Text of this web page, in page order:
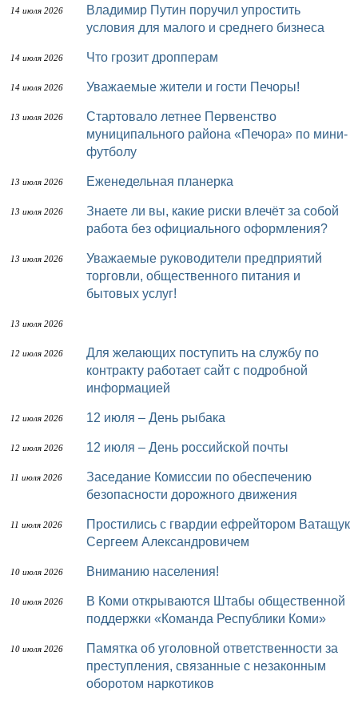
14 июля 2026
Владимир Путин поручил упростить
условия для малого и среднего бизнеса
14 июля 2026 Что грозит дропперам
14 июля 2026 Уважаемые жители и гости Печоры!
13 июля 2026
Стартовало летнее Первенство
муниципального района «Печора» по мини-
футболу
13 июля 2026 Еженедельная планерка
13 июля 2026
Знаете ли вы, какие риски влечёт за собой
работа без официального оформления?
13 июля 2026
Уважаемые руководители предприятий
торговли, общественного питания и
бытовых услуг!
13 июля 2026
12 июля 2026
Для желающих поступить на службу по
контракту работает сайт с подробной
информацией
12 июля 2026 12 июля – День рыбака
12 июля 2026 12 июля – День российской почты
11 июля 2026
Заседание Комиссии по обеспечению
безопасности дорожного движения
11 июля 2026
Простились с гвардии ефрейтором Ватащук
Сергеем Александровичем
10 июля 2026 Вниманию населения!
10 июля 2026
В Коми открываются Штабы общественной
поддержки «Команда Республики Коми»
10 июля 2026
Памятка об уголовной ответственности за
преступления, связанные с незаконным
оборотом наркотиков